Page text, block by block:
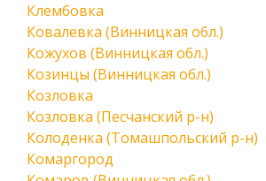
Клембовка
Ковалевка (Винницкая обл.)
Кожухов (Винницкая обл.)
Козинцы (Винницкая обл.)
Козловка
Козловка (Песчанский р-н)
Колоденка (Томашпольский р-н)
Комаргород